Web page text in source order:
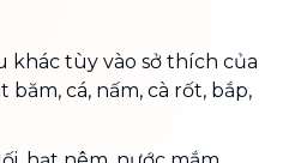
khác tùy vào sở thích của
băm, cá, nấm, cà rốt, bắp,